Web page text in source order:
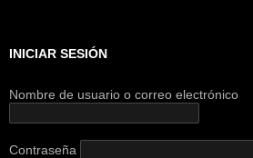
INICIAR SESIÓN
Nombre de usuario o correo electrónico
Contraseña